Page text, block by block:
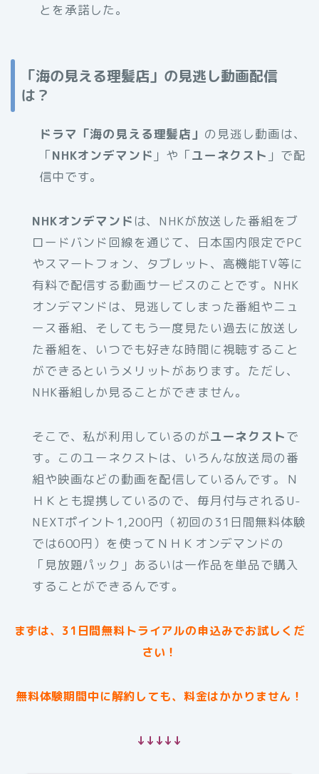
とを承諾した。
「海の見える理髪店」の見逃し動画配信
は？
ドラマ「海の見える理髪店」 の見逃し動画は、
「NHKオンデマンド 」や「ユーネクスト 」で配
信中です。
NHKオンデマンド は、NHKが放送した番組をブ
ロードバンド回線を通じて、日本国内限定でPC
やスマートフォン、タブレット、高機能TV等に
有料で配信する動画サービスのことです。NHK
オンデマンドは、見逃してしまった番組やニュ
ース番組、そしてもう一度見たい過去に放送し
た番組を、いつでも好きな時間に視聴すること
ができるというメリットがあります。ただし、
NHK番組しか見ることができません。
そこで、私が利用しているのがユーネクストで
す。このユーネクストは、いろんな放送局の番
組や映画などの動画を配信しているんです。Ｎ
ＨＫとも提携しているので、毎月付与されるU-
NEXTポイント1,200円（初回の31日間無料体験
では600円）を使ってＮＨＫオンデマンドの
「見放題パック」あるいは一作品を単品で購入
することができるんです。
まずは、31日間無料トライアルの申込みでお試しくだ
さい！
無料体験期間中に解約しても、料金はかかりません！
↓↓↓↓↓